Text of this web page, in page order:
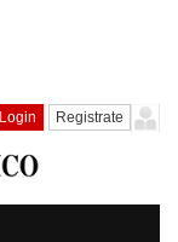
Login Registrate